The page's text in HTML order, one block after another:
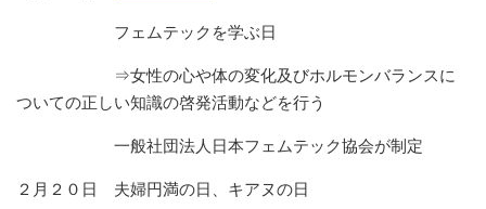
フェムテックを学ぶ日
⇒女性の心や体の変化及びホルモンバランスに
ついての正しい知識の啓発活動などを行う
一般社団法人日本フェムテック協会が制定
２月２０日 夫婦円満の日、キアヌの日